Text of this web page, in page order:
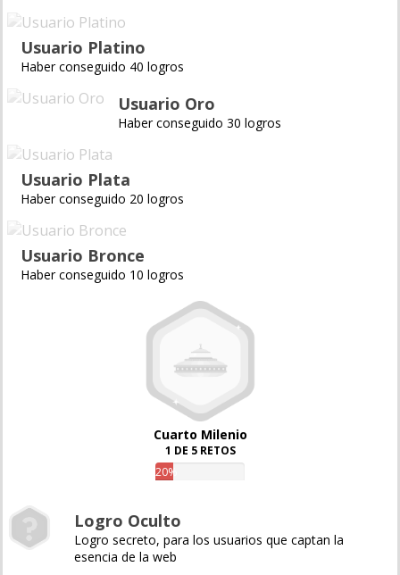
Usuario Platino
Haber conseguido 40 logros
Usuario Oro
Haber conseguido 30 logros
Usuario Plata
Haber conseguido 20 logros
Usuario Bronce
Haber conseguido 10 logros
Cuarto Milenio
1 DE 5 RETOS
20%
Logro Oculto
Logro secreto, para los usuarios que captan la
esencia de la web